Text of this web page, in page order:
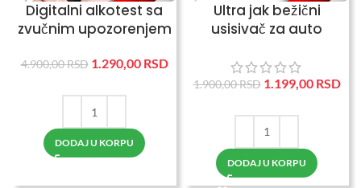
Digitalni alkotest sa
zvučnim upozorenjem
4.900,00RSD 1.290,00 RSD
DODAJ U KORPU
Ultra jak bežični
usisivač za auto
1.900,00RSD 1.199,00 RSD
DODAJ U KORPU